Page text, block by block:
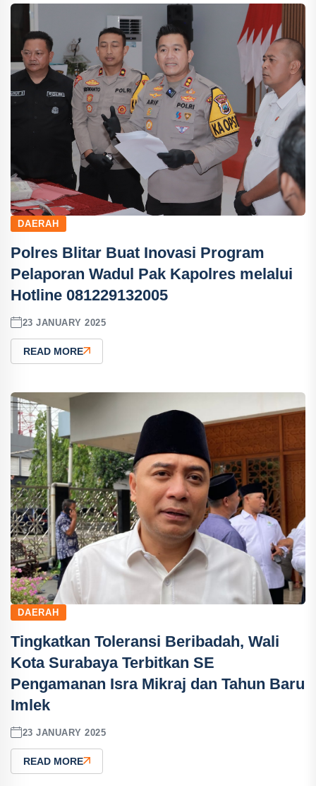
DAERAH
Polres Blitar Buat Inovasi Program
Pelaporan Wadul Pak Kapolres melalui
Hotline 081229132005
23 JANUARY 2025
READ MORE
DAERAH
Tingkatkan Toleransi Beribadah, Wali
Kota Surabaya Terbitkan SE
Pengamanan Isra Mikraj dan Tahun Baru
Imlek
23 JANUARY 2025
READ MORE